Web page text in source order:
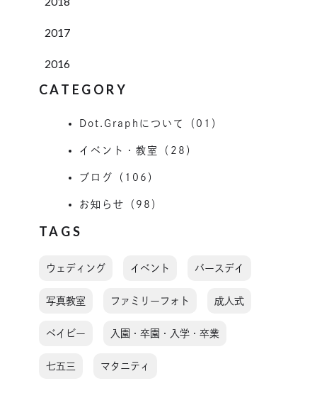
2017
2016
CATEGORY
Dot.Graphについて（01）
イベント・教室（28）
ブログ（106）
お知らせ（98）
TAGS
ウェディング イベント バースデイ
写真教室 ファミリーフォト 成人式
ベイビー 入園・卒園・入学・卒業
七五三 マタニティ